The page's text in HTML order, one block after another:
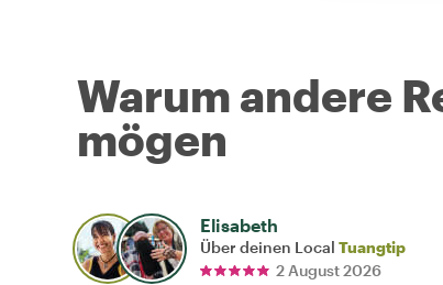
Warum andere
mögen
Elisabeth
Über deinen Local Tuangtip
2 August 2026